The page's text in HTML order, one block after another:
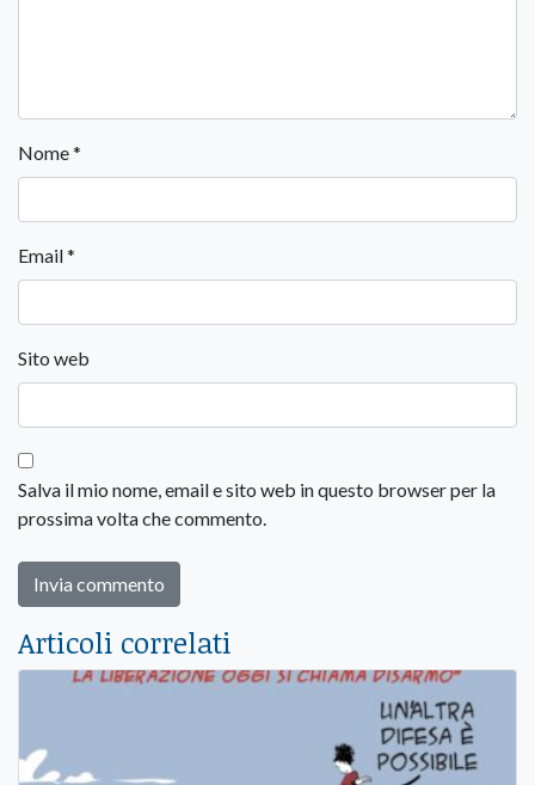
Nome*
Email*
Sito web
Salva il mio nome, email e sito web in questo browser per la
prossima volta che commento.
Articoli correlati